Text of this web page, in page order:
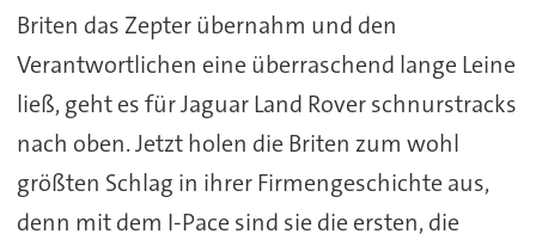
Briten das Zepter übernahm und den
Verantwortlichen eine überraschend lange Leine
ließ, geht es für Jaguar Land Rover schnurstracks
nach oben. Jetzt holen die Briten zum wohl
größten Schlag in ihrer Firmengeschichte aus,
denn mit dem I-Pace sind sie die ersten, die